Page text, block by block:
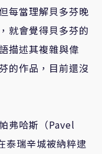
每當理解貝多芬晚
就會覺得貝多芬的
描述其複雜與偉
的作品，目前還沒
弗哈斯（Pavel
泰瑞辛城被納粹逮